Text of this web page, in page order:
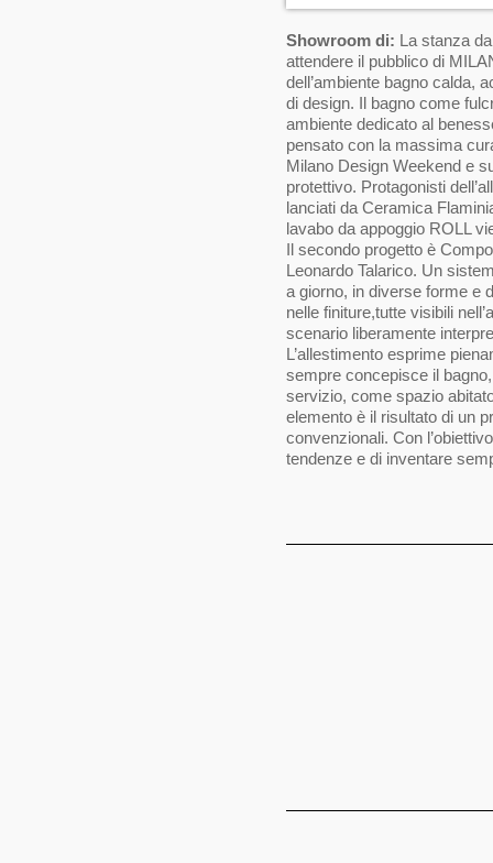
Showroom di:
La stanza
attendere il pubblico di
dell’ambiente bagno calda,
di design. Il bagno come
ambiente dedicato al
pensato con la massima
Milano Design Weekend e
protettivo. Protagonisti
lanciati da Ceramica
lavabo da appoggio ROLL
Il secondo progetto è
Leonardo Talarico. Un
a giorno, in diverse forme e
nelle finiture,tutte visibili
scenario liberamente
L’allestimento esprime
sempre concepisce il
servizio, come spazio
elemento è il risultato di un
convenzionali. Con
tendenze e di inventare